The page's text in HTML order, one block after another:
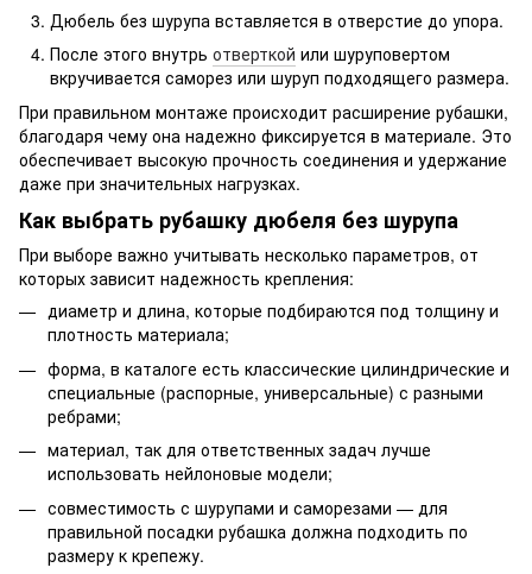
Дюбель без шурупа вставляется в отверстие до упора.
После этого внутрь отверткой или шуруповертом
вкручивается саморез или шуруп подходящего размера.
При правильном монтаже происходит расширение рубашки,
благодаря чему она надежно фиксируется в материале. Это
обеспечивает высокую прочность соединения и удержание
даже при значительных нагрузках.
Как выбрать рубашку дюбеля без шурупа
При выборе важно учитывать несколько параметров, от
которых зависит надежность крепления:
диаметр и длина, которые подбираются под толщину и
плотность материала;
форма, в каталоге есть классические цилиндрические и
специальные (распорные, универсальные) с разными
ребрами;
материал, так для ответственных задач лучше
использовать нейлоновые модели;
совместимость с шурупами и саморезами — для
правильной посадки рубашка должна подходить по
размеру к крепежу.